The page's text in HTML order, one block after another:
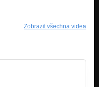
Zobrazit všechna videa